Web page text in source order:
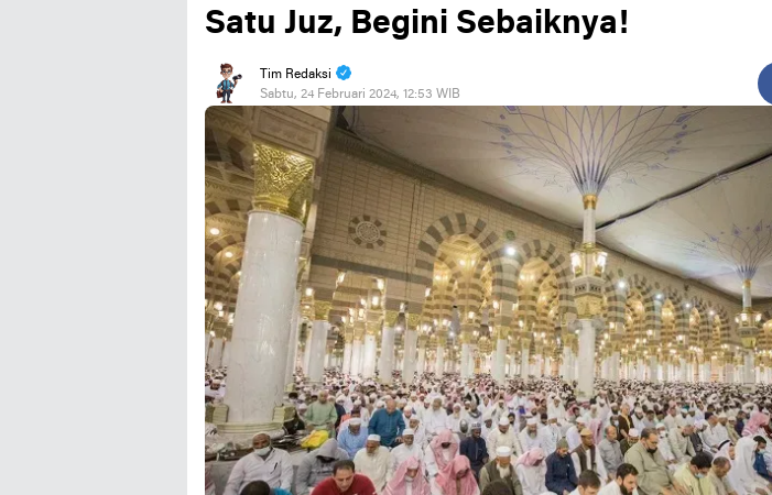
Satu Juz, Begini Sebaiknya!
Tim Redaksi
Sabtu, 24 Februari 2024, 12:53 WIB